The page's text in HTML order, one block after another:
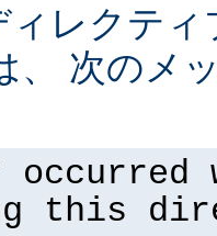
ィレクテ
、 次のメ
occurred
this